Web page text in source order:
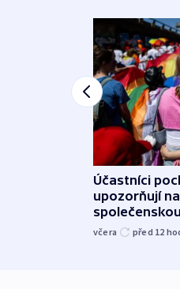
Účastníci
upozorňují
včera před 12